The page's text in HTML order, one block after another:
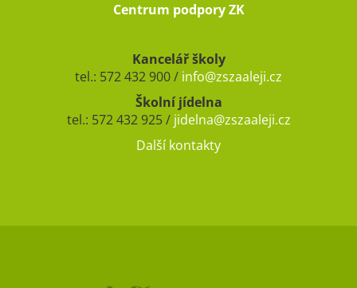
Centrum podpory ZK
Kancelář školy
tel.: 572 432 900 / info@zszaaleji.cz
Školní jídelna
tel.: 572 432 925 / jidelna@zszaaleji.cz
Další kontakty